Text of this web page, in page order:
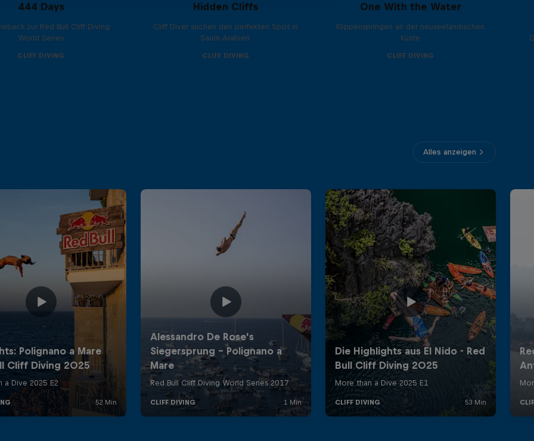
444 Days
zur Red Bull Cliff Diving
World Series
CLIFF DIVING
Hidden Cliffs
Cliff Diver suchen den perfekten Spot in
Saudi-Arabien.
CLIFF DIVING
One With the Water
Klippenspringen an der neuseeländischen
Küste
CLIFF DIVING
Alles anzeigen